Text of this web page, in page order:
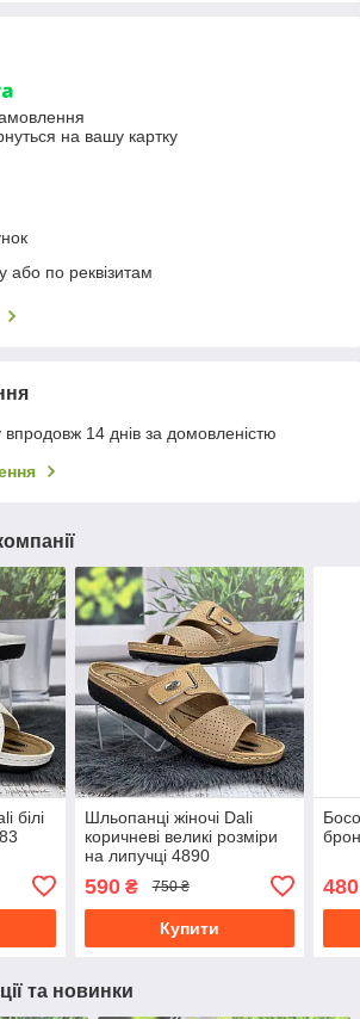
на вашу картку
або по реквізитам
14 днів за домовленістю
білі
Шльопанці жіночі Dali
коричневі великі розміри
на липучці 4890
590₴ 750 ₴
Купити
480
та новинки